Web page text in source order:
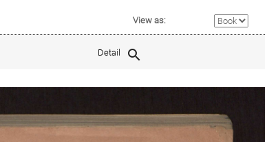
View as:
Detail